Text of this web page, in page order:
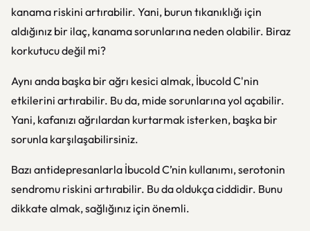
kanama riskini artırabilir. Yani, burun tıkanıklığı için
aldığınız bir ilaç, kanama sorunlarına neden olabilir. Biraz
korkutucu değil mi?
Aynı anda başka bir ağrı kesici almak, İbucold C'nin
etkilerini artırabilir. Bu da, mide sorunlarına yol açabilir.
Yani, kafanızı ağrılardan kurtarmak isterken, başka bir
sorunla karşılaşabilirsiniz.
Bazı antidepresanlarla İbucold C’nin kullanımı, serotonin
sendromu riskini artırabilir. Bu da oldukça ciddidir. Bunu
dikkate almak, sağlığınız için önemli.